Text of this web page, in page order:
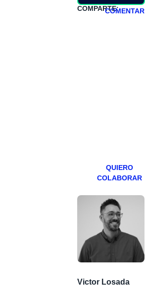
COMPARTE:COMENTAR
QUIERO
COLABORAR
Victor Losada